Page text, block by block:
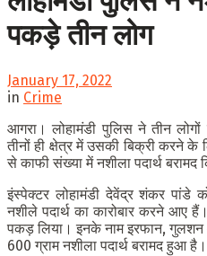
पकड़े तीन लोग
January 17, 2022
in Crime
आगरा। लोहामंडी पुलिस ने तीन
तीनों ही क्षेत्र में उसकी बिक्री करने
से काफी संख्या में नशीला पदार्थ बरामद
इंस्पेक्टर लोहामंडी देवेंद्र शंकर पांडे
नशीले पदार्थ का कारोबार करने आए
पकड़ लिया। इनके नाम इरफान,
600 ग्राम नशीला पदार्थ बरामद हुआ है।